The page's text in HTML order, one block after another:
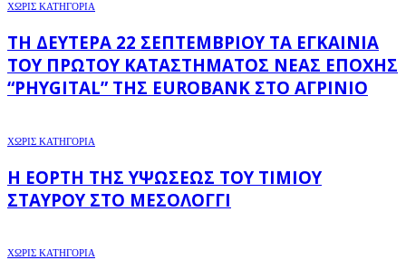
ΧΩΡΊΣ ΚΑΤΗΓΟΡΊΑ
ΤΗ ΔΕΥΤΈΡΑ 22 ΣΕΠΤΕΜΒΡΊΟΥ ΤΑ ΕΓΚΑΊΝΙΑ
ΤΟΥ ΠΡΏΤΟΥ ΚΑΤΑΣΤΉΜΑΤΟΣ ΝΈΑΣ ΕΠΟΧΉΣ
“PHYGITAL” ΤΗΣ EUROBANK ΣΤΟ ΑΓΡΊΝΙΟ
ΧΩΡΊΣ ΚΑΤΗΓΟΡΊΑ
Η ΕΟΡΤΉ ΤΗΣ ΥΨΏΣΕΩΣ ΤΟΥ ΤΙΜΊΟΥ
ΣΤΑΥΡΟΎ ΣΤΟ ΜΕΣΟΛΌΓΓΙ
ΧΩΡΊΣ ΚΑΤΗΓΟΡΊΑ